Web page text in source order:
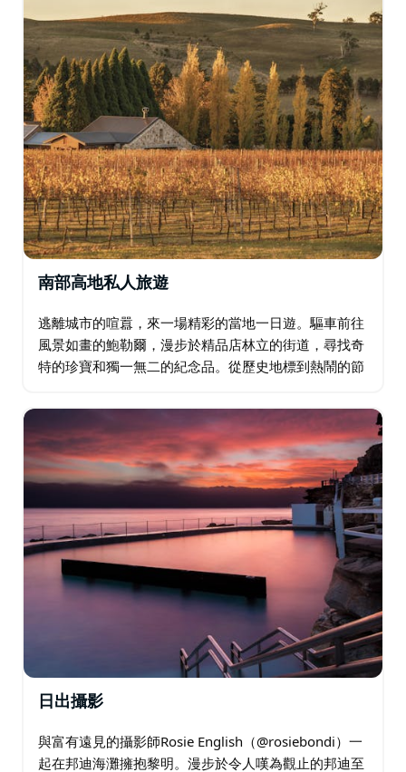
南部高地私人旅遊
逃離城市的喧囂，來一場精彩的當地一日遊。驅車前往
風景如畫的鮑勒爾，漫步於精品店林立的街道，尋找奇
特的珍寶和獨一無二的紀念品。從歷史地標到熱鬧的節
用下午茶，或在寧靜的大自然中野餐，感受別樣的樂
趣…
日出攝影
與富有遠見的攝影師Rosie English（@rosiebondi）一
起在邦迪海灘擁抱黎明。漫步於令人嘆為觀止的邦迪至